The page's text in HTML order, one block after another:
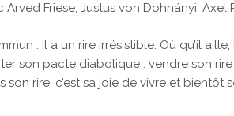
Friese, Justus von Dohnányi, Axel
: il a un rire irrésistible. Où qu’il
son pacte diabolique : vendre son
rire, c’est sa joie de vivre et bientôt